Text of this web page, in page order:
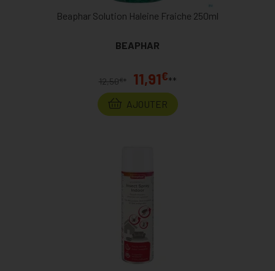
Beaphar Solution Haleine Fraiche 250ml
BEAPHAR
12,50€ * 11,91€**
AJOUTER